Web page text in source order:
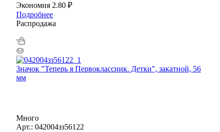
Экономия 2.80 ₽
Подробнее
Распродажа
Значок "Теперь я Первоклассник. Детки", закатной, 56
мм
Много
Арт.: 042004зз56122